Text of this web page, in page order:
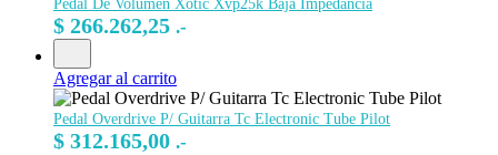
Pedal De Volúmen Xotic Xvp25k Baja Impedancia
$ 266.262,25 .-
Agregar al carrito
Pedal Overdrive P/ Guitarra Tc Electronic Tube Pilot
$ 312.165,00 .-